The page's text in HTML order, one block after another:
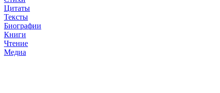
Цитаты
Тексты
Биографии
Книги
Чтение
Медиа